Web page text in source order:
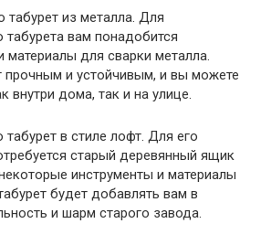
из металла. Для
табурета вам понадобится
материалы для сварки металла.
прочным и устойчивым, и вы можете
внутри дома, так и на улице.
в стиле лофт. Для его
старый деревянный ящик
инструменты и материалы
будет добавлять вам в
и шарм старого завода.